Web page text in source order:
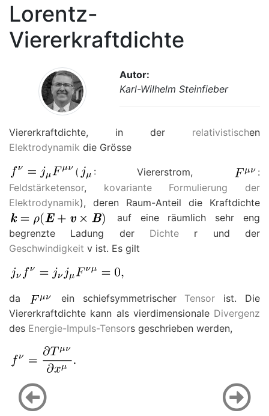
Lorentz-
Viererkraftdichte
Autor:
Karl-Wilhelm Steinfieber
Viererkraftdichte, in der relativistischen
Elektrodynamik die Grösse
( : Viererstrom,
:
Feldstärketensor, kovariante Formulierung der
Elektrodynamik), deren Raum-Anteil die Kraftdichte
auf eine räumlich sehr eng
begrenzte Ladung der Dichte r und der
Geschwindigkeit v ist. Es gilt
da ein schiefsymmetrischer Tensor ist. Die
Viererkraftdichte kann als vierdimensionale Divergenz
des Energie-Impuls-Tensors geschrieben werden,